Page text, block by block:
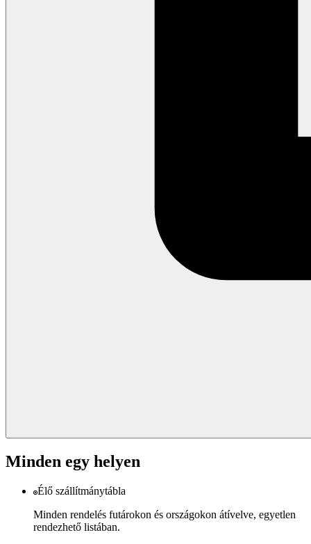
Minden egy helyen
Élő szállítmánytábla
Minden rendelés futárokon és országokon átívelve, egyetlen
rendezhető listában.